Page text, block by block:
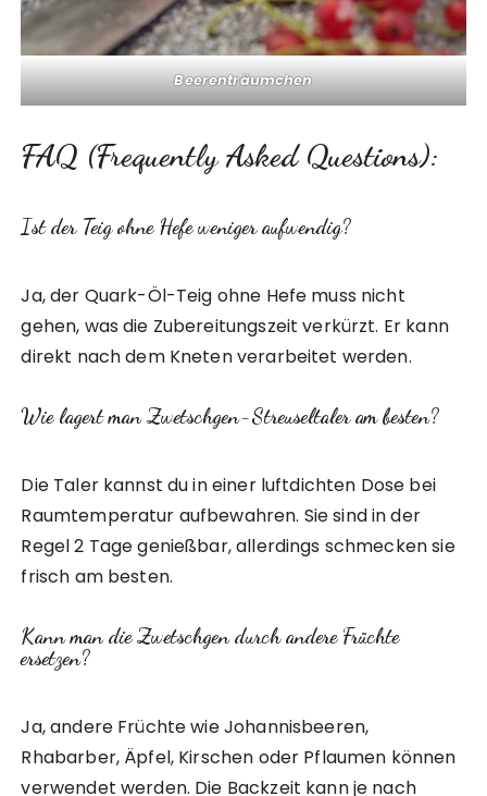
Beerenträumchen
FAQ (Frequently Asked Questions):
Ist der Teig ohne Hefe weniger aufwendig?
Ja, der Quark-Öl-Teig ohne Hefe muss nicht
gehen, was die Zubereitungszeit verkürzt. Er kann
direkt nach dem Kneten verarbeitet werden.
Wie lagert man Zwetschgen-Streuseltaler am besten?
Die Taler kannst du in einer luftdichten Dose bei
Raumtemperatur aufbewahren. Sie sind in der
Regel 2 Tage genießbar, allerdings schmecken sie
frisch am besten.
Kann man die Zwetschgen durch andere Früchte
ersetzen?
Ja, andere Früchte wie Johannisbeeren,
Rhabarber, Äpfel, Kirschen oder Pflaumen können
verwendet werden. Die Backzeit kann je nach